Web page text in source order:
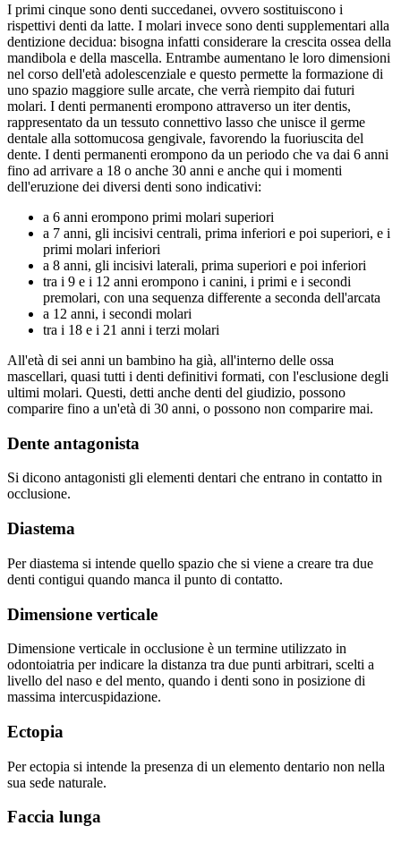
I primi cinque sono denti succedanei, ovvero sostituiscono i
rispettivi denti da latte. I molari invece sono denti supplementari alla
dentizione decidua: bisogna infatti considerare la crescita ossea della
mandibola e della mascella. Entrambe aumentano le loro dimensioni
nel corso dell'età adolescenziale e questo permette la formazione di
uno spazio maggiore sulle arcate, che verrà riempito dai futuri
molari. I denti permanenti erompono attraverso un iter dentis,
rappresentato da un tessuto connettivo lasso che unisce il germe
dentale alla sottomucosa gengivale, favorendo la fuoriuscita del
dente. I denti permanenti erompono da un periodo che va dai 6 anni
fino ad arrivare a 18 o anche 30 anni e anche qui i momenti
dell'eruzione dei diversi denti sono indicativi:
a 6 anni erompono primi molari superiori
a 7 anni, gli incisivi centrali, prima inferiori e poi superiori, e i
primi molari inferiori
a 8 anni, gli incisivi laterali, prima superiori e poi inferiori
tra i 9 e i 12 anni erompono i canini, i primi e i secondi
premolari, con una sequenza differente a seconda dell'arcata
a 12 anni, i secondi molari
tra i 18 e i 21 anni i terzi molari
All'età di sei anni un bambino ha già, all'interno delle ossa
mascellari, quasi tutti i denti definitivi formati, con l'esclusione degli
ultimi molari. Questi, detti anche denti del giudizio, possono
comparire fino a un'età di 30 anni, o possono non comparire mai.
Dente antagonista
Si dicono antagonisti gli elementi dentari che entrano in contatto in
occlusione.
Diastema
Per diastema si intende quello spazio che si viene a creare tra due
denti contigui quando manca il punto di contatto.
Dimensione verticale
Dimensione verticale in occlusione è un termine utilizzato in
odontoiatria per indicare la distanza tra due punti arbitrari, scelti a
livello del naso e del mento, quando i denti sono in posizione di
massima intercuspidazione.
Ectopia
Per ectopia si intende la presenza di un elemento dentario non nella
sua sede naturale.
Faccia lunga